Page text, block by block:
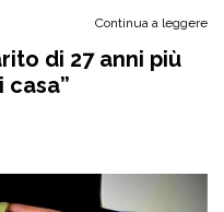
Continua a leggere
di 27 anni più
casa”